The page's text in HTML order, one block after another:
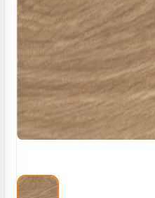
Террасная доска
Пробковое покрытие
Ковровая плитка
Строительные материалы